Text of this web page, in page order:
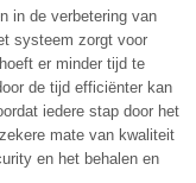
in de verbetering van
systeem zorgt voor
er minder tijd te
de tijd efficiënter kan
iedere stap door het
mate van kwaliteit
en het behalen en